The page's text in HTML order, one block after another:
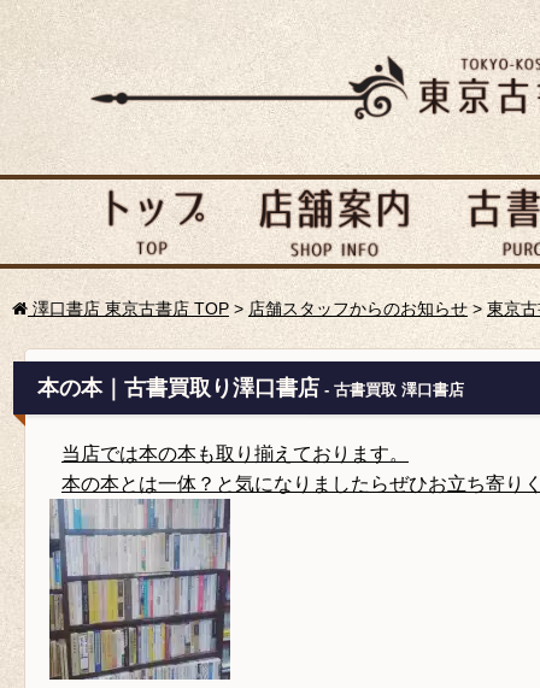
澤口書店 東京古書店 TOP > 店舗スタッフからのお知らせ> 東京
本の本｜古書買取り澤口書店 - 古書買取 澤口書店
当店では本の本も取り揃えております。
本の本とは一体？と気になりましたらぜひお立ち寄り